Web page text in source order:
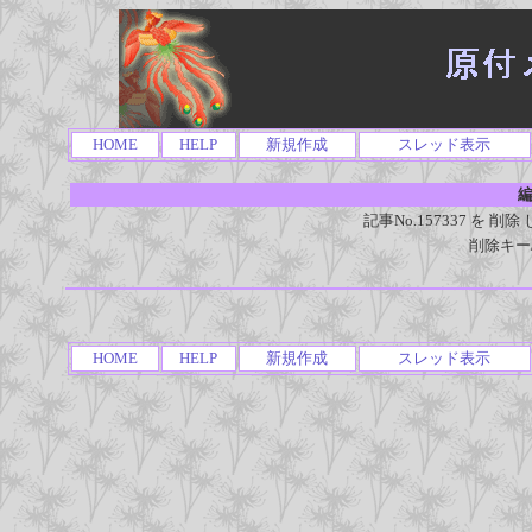
HOME HELP 新規作成 スレッド表示
記事No.157337 を 削除
削除キ
HOME HELP 新規作成 スレッド表示